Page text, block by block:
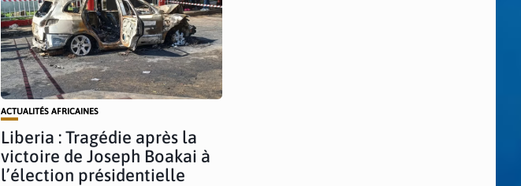
ACTUALITÉS AFRICAINES
Liberia : Tragédie après la
victoire de Joseph Boakai à
l’élection présidentielle